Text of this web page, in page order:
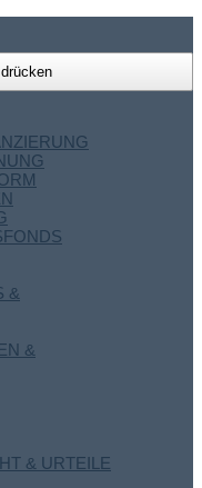
&
&
& URTEILE